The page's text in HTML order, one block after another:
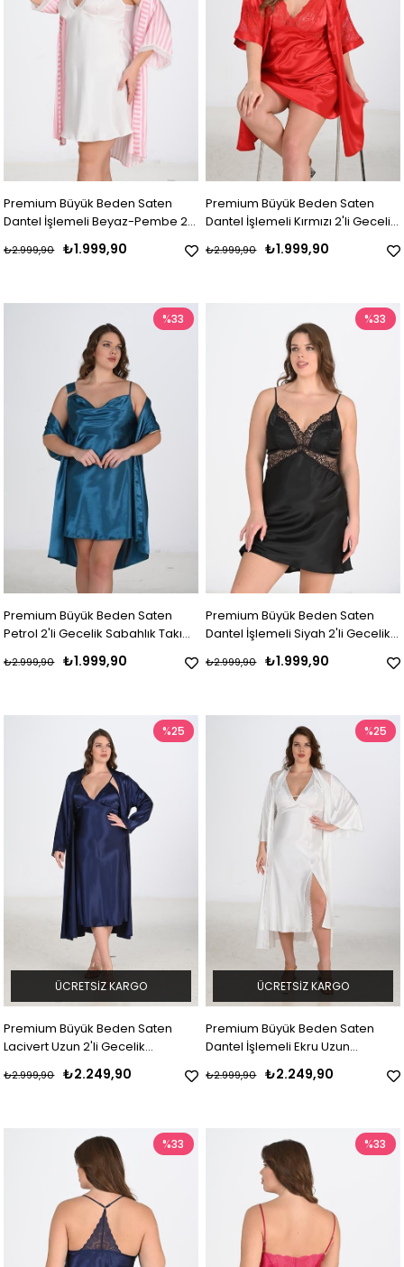
Premium Büyük Beden Saten
Dantel İşlemeli Beyaz-Pembe 2'li
Gecelik Sabahlık Takımı Bigsize
₺1.999,90
₺2.999,90
Premium Büyük Beden Saten
Dantel İşlemeli Kırmızı 2'li Gecelik
Sabahlık Takımı Bigsize
₺1.999,90
₺2.999,90
Premium Büyük Beden Saten
Petrol 2'li Gecelik Sabahlık Takımı
₺1.999,90
₺2.999,90
%33
Premium Büyük Beden Saten
Dantel İşlemeli Siyah 2'li Gecelik
Sabahlık Takımı Bigsize
₺1.999,90
₺2.999,90
%33
Premium Büyük Beden Saten
Lacivert Uzun 2'li Gecelik
Sabahlık Takımı Bigsize
₺2.249,90
₺2.999,90
%25
ÜCRETSIZ KARGO
Premium Büyük Beden Saten
Dantel İşlemeli Ekru Uzun
Yırtmaçlı 2'li Gecelik Sabahlık
Takımı Bigsize₺2.249,90
₺2.999,90
%25
ÜCRETSIZ KARGO
%33 %33